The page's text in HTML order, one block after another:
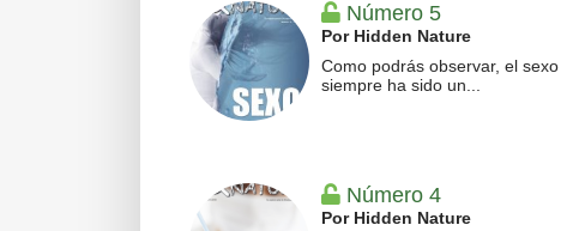
Número 5
Por Hidden Nature
Como podrás observar, el sexo
siempre ha sido un...
Número 4
Por Hidden Nature